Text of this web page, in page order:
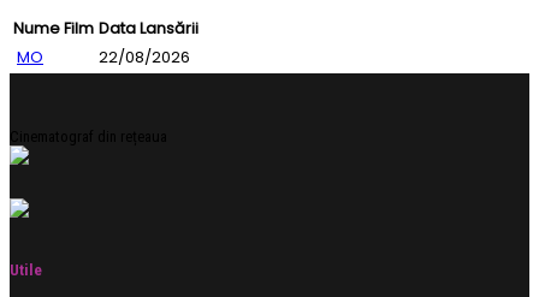
Nume Film Data Lansării
MO
22/08/2026
Cinematograf din rețeaua
Utile